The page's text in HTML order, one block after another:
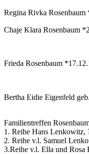
Regina Rivka
Chaje Klara Rosenbaum
Frieda Rosenbaum
Bertha Eidie Eigenfeld
Familientreffen
1. Reihe Hans
2. Reihe v.l. Samuel
3.Reihe v.l. Ella und